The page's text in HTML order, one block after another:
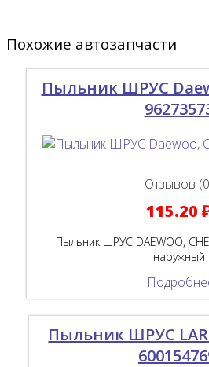
Похожие автозапчасти
Пыльник ШРУС
Отзывов
115.20
Пыльник ШРУС DAEWOO,
наружный
Пыльник ШРУС